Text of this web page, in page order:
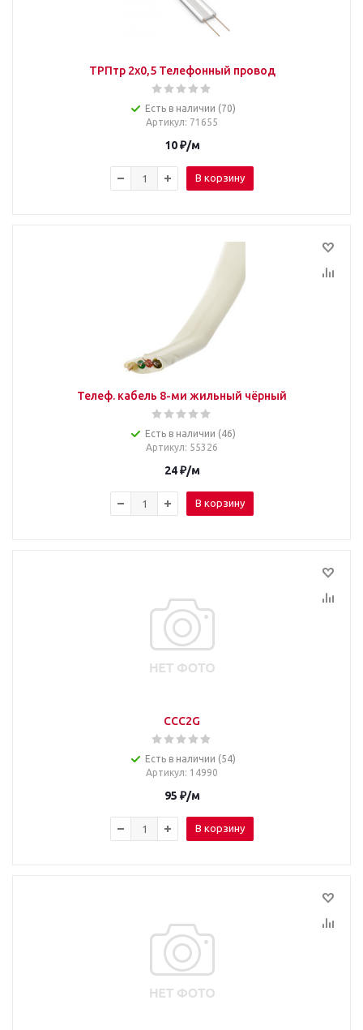
ТРПтр 2х0,5 Телефонный провод
Есть в наличии (70)
Артикул: 71655
10₽/м
В корзину
Телеф. кабель 8-ми жильный чёрный
Есть в наличии (46)
Артикул: 55326
24₽/м
В корзину
CCC2G
Есть в наличии (54)
Артикул: 14990
95 ₽/м
В корзину